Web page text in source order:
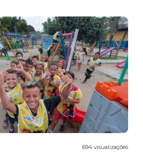
694 visualizações